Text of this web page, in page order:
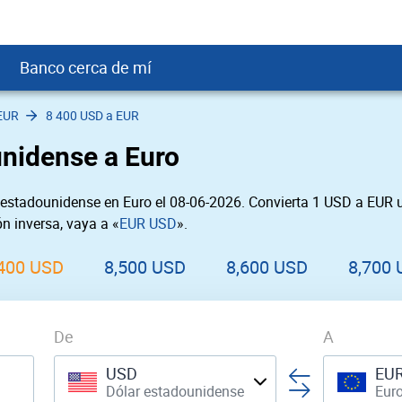
crediticio
Banco cerca de mí
de Mí
Cerca de Mí
de Mí
Cerca de Mí
8 400 USD a EUR
a Euro
en Euro el 08-06-2026. Convierta 1 USD a
inversa, vaya a «EUR USD».
USD 8,500 USD 8,600 USD 8,700
De
USD
Dólar estadounidense
A